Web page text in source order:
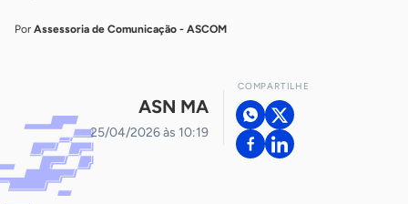
Por Assessoria de Comunicação - ASCOM
ASN MA
25/04/2026 às 10:19
COMPARTILHE